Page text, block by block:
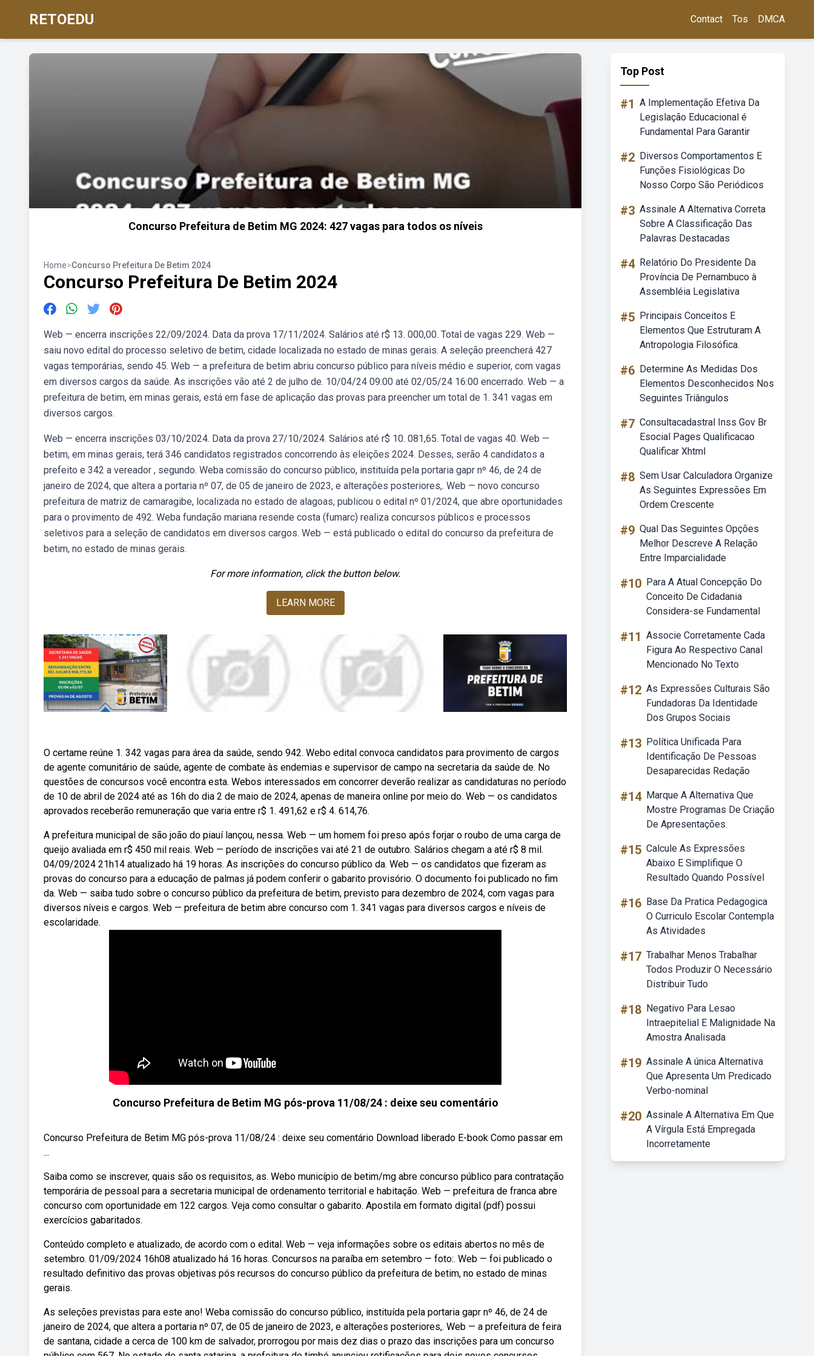
RETOEDU Contact Tos DMCA
Concurso Prefeitura de Betim MG 2024: 427 vagas para todos os níveis
Home>Concurso Prefeitura De Betim 2024
Concurso Prefeitura De Betim 2024
Web — encerra inscrições 22/09/2024. Data da prova 17/11/2024. Salários até r$ 13. 000,00. Total de vagas 229. Web —
saiu novo edital do processo seletivo de betim, cidade localizada no estado de minas gerais. A seleção preencherá 427
vagas temporárias, sendo 45. Web — a prefeitura de betim abriu concurso público para níveis médio e superior, com vagas
em diversos cargos da saúde. As inscrições vão até 2 de julho de. 10/04/24 09:00 até 02/05/24 16:00 encerrado. Web — a
prefeitura de betim, em minas gerais, está em fase de aplicação das provas para preencher um total de 1. 341 vagas em
diversos cargos.
Web — encerra inscrições 03/10/2024. Data da prova 27/10/2024. Salários até r$ 10. 081,65. Total de vagas 40. Web —
betim, em minas gerais, terá 346 candidatos registrados concorrendo às eleições 2024. Desses, serão 4 candidatos a
prefeito e 342 a vereador , segundo. Weba comissão do concurso público, instituída pela portaria gapr nº 46, de 24 de
janeiro de 2024, que altera a portaria nº 07, de 05 de janeiro de 2023, e alterações posteriores,. Web — novo concurso
prefeitura de matriz de camaragibe, localizada no estado de alagoas, publicou o edital nº 01/2024, que abre oportunidades
para o provimento de 492. Weba fundação mariana resende costa (fumarc) realiza concursos públicos e processos
seletivos para a seleção de candidatos em diversos cargos. Web — está publicado o edital do concurso da prefeitura de
betim, no estado de minas gerais.
For more information, click the button below.
LEARN MORE
O certame reúne 1. 342 vagas para área da saúde, sendo 942. Webo edital convoca candidatos para provimento de cargos
de agente comunitário de saúde, agente de combate às endemias e supervisor de campo na secretaria da saúde de. No
questões de concursos você encontra esta. Webos interessados em concorrer deverão realizar as candidaturas no período
de 10 de abril de 2024 até as 16h do dia 2 de maio de 2024, apenas de maneira online por meio do. Web — os candidatos
aprovados receberão remuneração que varia entre r$ 1. 491,62 e r$ 4. 614,76.
A prefeitura municipal de são joão do piauí lançou, nessa. Web — um homem foi preso após forjar o roubo de uma carga de
queijo avaliada em r$ 450 mil reais. Web — período de inscrições vai até 21 de outubro. Salários chegam a até r$ 8 mil.
04/09/2024 21h14 atualizado há 19 horas. As inscrições do concurso público da. Web — os candidatos que fizeram as
provas do concurso para a educação de palmas já podem conferir o gabarito provisório. O documento foi publicado no fim
da. Web — saiba tudo sobre o concurso público da prefeitura de betim, previsto para dezembro de 2024, com vagas para
diversos níveis e cargos. Web — prefeitura de betim abre concurso com 1. 341 vagas para diversos cargos e níveis de
escolaridade.
Concurso Prefeitura de Betim MG pós-prova 11/08/24 : deixe seu comentário
Concurso Prefeitura de Betim MG pós-prova 11/08/24 : deixe seu comentário Download liberado E-book Como passar em
...
Saiba como se inscrever, quais são os requisitos, as. Webo município de betim/mg abre concurso público para contratação
temporária de pessoal para a secretaria municipal de ordenamento territorial e habitação. Web — prefeitura de franca abre
concurso com oportunidade em 122 cargos. Veja como consultar o gabarito. Apostila em formato digital (pdf) possui
exercícios gabaritados.
Conteúdo completo e atualizado, de acordo com o edital. Web — veja informações sobre os editais abertos no mês de
setembro. 01/09/2024 16h08 atualizado há 16 horas. Concursos na paraíba em setembro — foto:. Web — foi publicado o
resultado definitivo das provas objetivas pós recursos do concurso público da prefeitura de betim, no estado de minas
gerais.
As seleções previstas para este ano! Weba comissão do concurso público, instituída pela portaria gapr nº 46, de 24 de
janeiro de 2024, que altera a portaria nº 07, de 05 de janeiro de 2023, e alterações posteriores,. Web — a prefeitura de feira
de santana, cidade a cerca de 100 km de salvador, prorrogou por mais dez dias o prazo das inscrições para um concurso
Top Post
#1 A Implementação Efetiva Da
Legislação Educacional é
Fundamental Para Garantir
#2 Diversos Comportamentos E
Funções Fisiológicas Do
Nosso Corpo São Periódicos
#3 Assinale A Alternativa Correta
Sobre A Classificação Das
Palavras Destacadas
#4 Relatório Do Presidente Da
Província De Pernambuco à
Assembléia Legislativa
#5 Principais Conceitos E
Elementos Que Estruturam A
Antropologia Filosófica.
#6 Determine As Medidas Dos
Elementos Desconhecidos Nos
Seguintes Triângulos
#7 Consultacadastral Inss Gov Br
Esocial Pages Qualificacao
Qualificar Xhtml
#8 Sem Usar Calculadora Organize
As Seguintes Expressões Em
Ordem Crescente
#9 Qual Das Seguintes Opções
Melhor Descreve A Relação
Entre Imparcialidade
#10 Para A Atual Concepção Do
Conceito De Cidadania
Considera-se Fundamental
#11 Associe Corretamente Cada
Figura Ao Respectivo Canal
Mencionado No Texto
#12 As Expressões Culturais São
Fundadoras Da Identidade
Dos Grupos Sociais
#13 Política Unificada Para
Identificação De Pessoas
Desaparecidas Redação
#14 Marque A Alternativa Que
Mostre Programas De Criação
De Apresentações.
#15 Calcule As Expressões
Abaixo E Simplifique O
Resultado Quando Possível
#16 Base Da Pratica Pedagogica
O Curriculo Escolar Contempla
As Atividades
#17 Trabalhar Menos Trabalhar
Todos Produzir O Necessário
Distribuir Tudo
#18 Negativo Para Lesao
Intraepitelial E Malignidade Na
Amostra Analisada
#19 Assinale A única Alternativa
Que Apresenta Um Predicado
Verbo-nominal
#20 Assinale A Alternativa Em Que
A Vírgula Está Empregada
Incorretamente